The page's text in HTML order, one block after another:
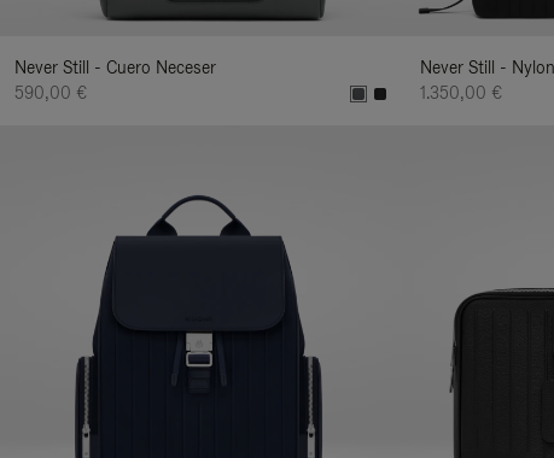
Never Still - Cuero Neceser
590,00 €
Never Still -
1.350,00 €